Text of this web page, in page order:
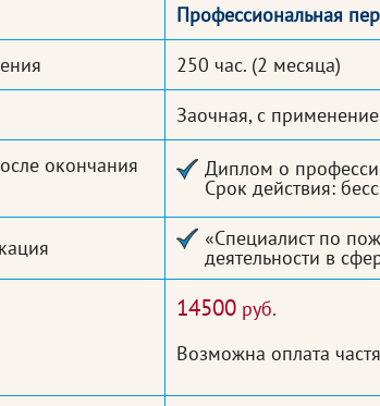
Профессиональная
250 час. (2 месяца)
Заочная, с
окончания
Диплом о
Срок действия:
«Специалист по
деятельности в
14500 руб.
Возможна оплата